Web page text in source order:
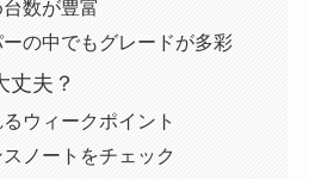
数が豊富
ーの中でもグレードが多彩
丈夫？
ウィークポイント
スノートをチェック